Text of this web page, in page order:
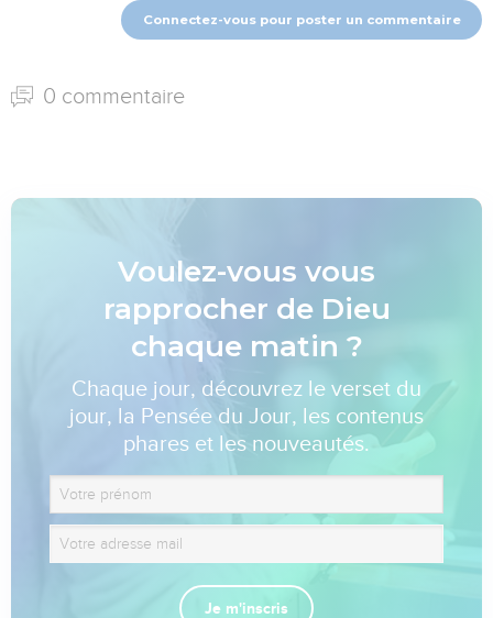
Connectez-vous pour poster un commentaire
0 commentaire
Voulez-vous vous
rapprocher de Dieu
chaque matin ?
Chaque jour, découvrez le verset du
jour, la Pensée du Jour, les contenus
phares et les nouveautés.
Je m'inscris